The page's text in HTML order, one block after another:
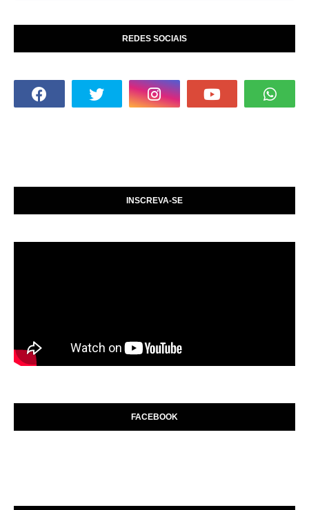
REDES SOCIAIS
INSCREVA-SE
FACEBOOK